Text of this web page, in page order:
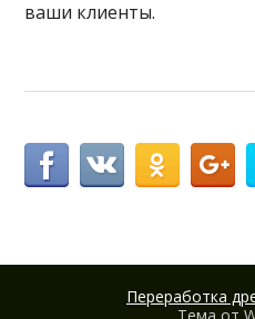
ваши клиенты.
Переработка